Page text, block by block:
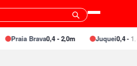
Praia Brava0,4 - 2,0m Juquei0,4 -